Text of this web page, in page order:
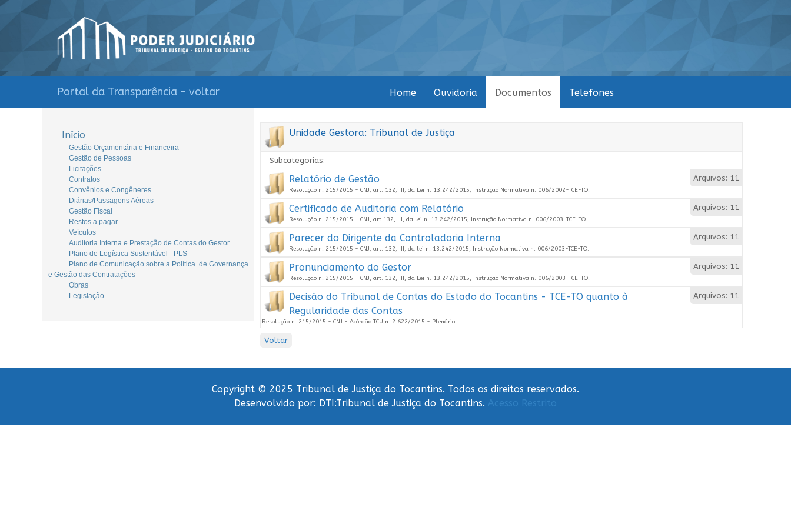
Portal da Transparência - voltar Home Ouvidoria Documentos Telefones
Início
Gestão Orçamentária e Financeira
Gestão de Pessoas
Licitações
Contratos
Convênios e Congêneres
Diárias/Passagens Aéreas
Gestão Fiscal
Restos a pagar
Veículos
Auditoria Interna e Prestação de Contas do Gestor
Plano de Logística Sustentável - PLS
Plano de Comunicação sobre a Política de Governança
e Gestão das Contratações
Obras
Legislação
Unidade Gestora: Tribunal de Justiça
Subcategorias:
Arquivos: 11
Relatório de Gestão
Resolução n. 215/2015 - CNJ, art. 132, III, da Lei n. 13.242/2015, Instrução Normativa n. 006/2002-TCE-TO.
Arquivos: 11
Certificado de Auditoria com Relatório
Resolução n. 215/2015 - CNJ, art.132, III, da lei n. 13.242/2015, Instrução Normativa n. 006/2003-TCE-TO.
Arquivos: 11
Parecer do Dirigente da Controladoria Interna
Resolução n. 215/2015 - CNJ, art. 132, III, da lei n. 13.242/2015, Instrução Normativa n. 006/2003-TCE-TO.
Arquivos: 11
Pronunciamento do Gestor
Resolução n. 215/2015 - CNJ, art. 132, III, da Lei n. 13.242/2015, Instrução Normativa n. 006/2003-TCE-TO.
Arquivos: 11
Decisão do Tribunal de Contas do Estado do Tocantins - TCE-TO quanto à
Regularidade das Contas
Resolução n. 215/2015 - CNJ - Acórdão TCU n. 2.622/2015 - Plenário.
Voltar
Copyright © 2025 Tribunal de Justiça do Tocantins. Todos os direitos reservados.
Desenvolvido por: DTI:Tribunal de Justiça do Tocantins.